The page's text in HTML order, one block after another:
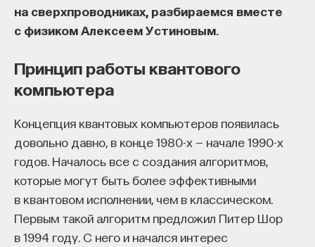
на сверхпроводниках, разбираемся вместе
с физиком Алексеем Устиновым.
Принцип работы квантового
компьютера
Концепция квантовых компьютеров появилась
довольно давно, в конце 1980-х — начале 1990-х
годов. Началось все с создания алгоритмов,
которые могут быть более эффективными
в квантовом исполнении, чем в классическом.
Первым такой алгоритм предложил Питер Шор
в 1994 году. С него и начался интерес